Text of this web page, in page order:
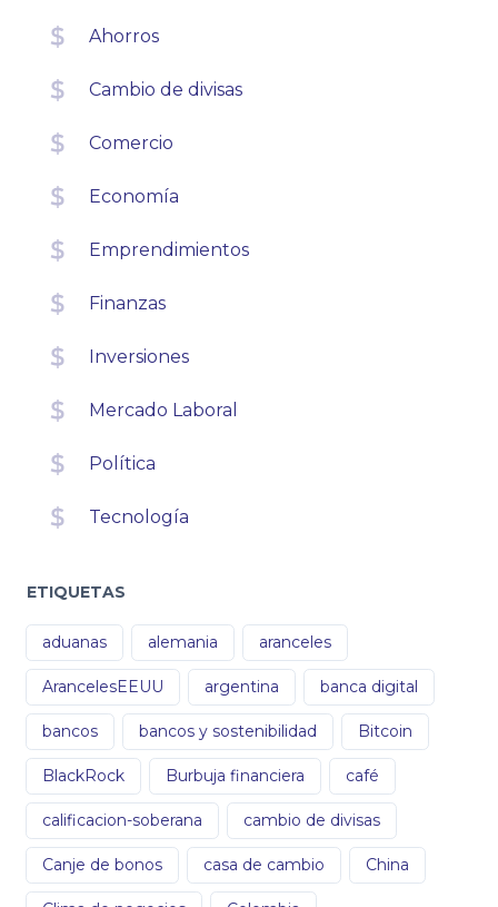
Ahorros
Cambio de divisas
Comercio
Economía
Emprendimientos
Finanzas
Inversiones
Mercado Laboral
Política
Tecnología
ETIQUETAS
aduanas alemania aranceles
ArancelesEEUU argentina banca digital
bancos bancos y sostenibilidad Bitcoin
BlackRock Burbuja financiera café
calificacion-soberana cambio de divisas
Canje de bonos casa de cambio China